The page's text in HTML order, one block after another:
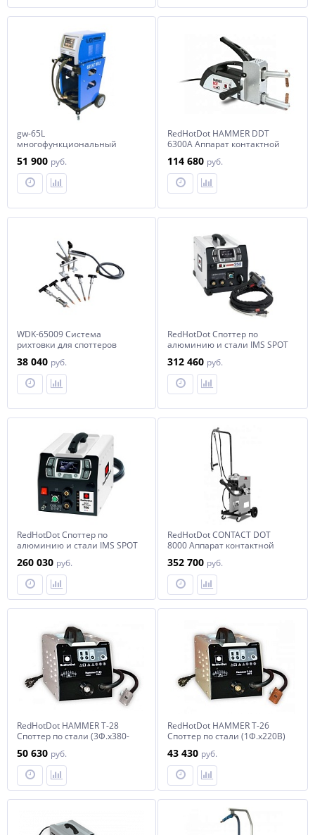
gw-65L
многофункциональный
51 900 руб.
RedHotDot HAMMER DDT
6300А Аппарат контактной
114 680 руб.
WDK-65009 Система
рихтовки для споттеров
38 040 руб.
RedHotDot Споттер по
алюминию и стали IMS SPOT
312 460 руб.
RedHotDot Споттер по
алюминию и стали IMS SPOT
260 030 руб.
RedHotDot CONTACT DOT
8000 Аппарат контактной
352 700 руб.
RedHotDot HAMMER T-28
Споттер по стали (3Ф.х380-
50 630 руб.
RedHotDot HAMMER T-26
Споттер по стали (1Ф.х220B)
43 430 руб.